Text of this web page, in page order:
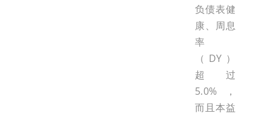
负债表健
康、周息
率
（DY）
超过
5.0%，
而且本益